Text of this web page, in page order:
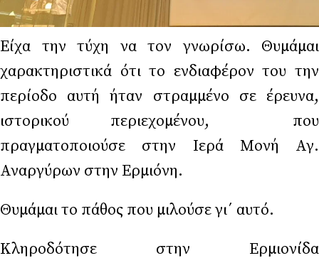
Είχα την τύχη να τον γνωρίσω. Θυμάμαι
χαρακτηριστικά ότι το ενδιαφέρον του την
περίοδο αυτή ήταν στραμμένο σε έρευνα,
ιστορικού περιεχομένου, που
πραγματοποιούσε στην Ιερά Μονή Αγ.
Αναργύρων στην Ερμιόνη.
Θυμάμαι το πάθος που μιλούσε γι΄ αυτό.
Κληροδότησε στην Ερμιονίδα